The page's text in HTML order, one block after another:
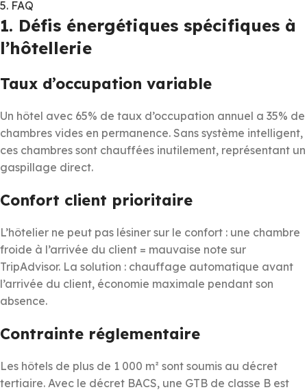
5. FAQ
1. Défis énergétiques spécifiques à
l’hôtellerie
Taux d’occupation variable
Un hôtel avec 65% de taux d’occupation annuel a 35% de
chambres vides en permanence. Sans système intelligent,
ces chambres sont chauffées inutilement, représentant un
gaspillage direct.
Confort client prioritaire
L’hôtelier ne peut pas lésiner sur le confort : une chambre
froide à l’arrivée du client = mauvaise note sur
TripAdvisor. La solution : chauffage automatique avant
l’arrivée du client, économie maximale pendant son
absence.
Contrainte réglementaire
Les hôtels de plus de 1 000 m² sont soumis au décret
tertiaire. Avec le décret BACS, une GTB de classe B est